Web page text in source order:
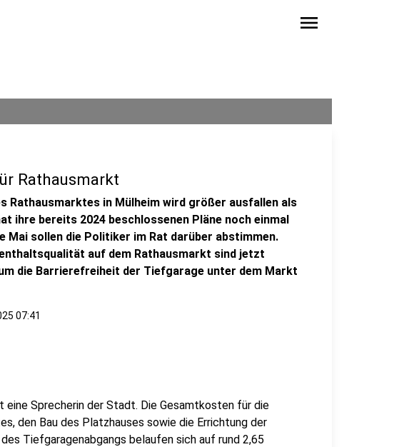
menu
Rathausmarkt
Rathausmarktes in Mülheim wird größer ausfallen als
ihre bereits 2024 beschlossenen Pläne noch einmal
sollen die Politiker im Rat darüber abstimmen.
auf dem Rathausmarkt sind jetzt
die Barrierefreiheit der Tiefgarage unter dem Markt
07:41
eine Sprecherin der Stadt. Die Gesamtkosten für die
den Bau des Platzhauses sowie die Errichtung der
Tiefgaragenabgangs belaufen sich auf rund 2,65